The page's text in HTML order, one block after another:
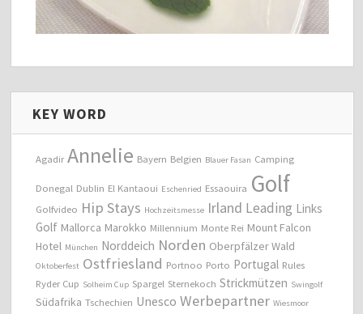
KEY WORD
Agadir Annelie Bayern Belgien Blauer Fasan Camping
Donegal Dublin El Kantaoui Eschenried Essaouira Golf
Golfvideo Hip Stays Hochzeitsmesse Irland Leading Links
Golf Mallorca Marokko Millennium Monte Rei Mount Falcon
Hotel München Norddeich Norden Oberpfälzer Wald
Oktoberfest Ostfriesland Portnoo Porto Portugal Rules
Ryder Cup Solheim Cup Spargel Sternekoch Strickmützen Swingolf
Südafrika Tschechien Unesco Werbepartner Wiesmoor